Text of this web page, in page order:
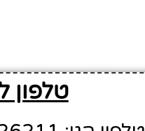
טלפון